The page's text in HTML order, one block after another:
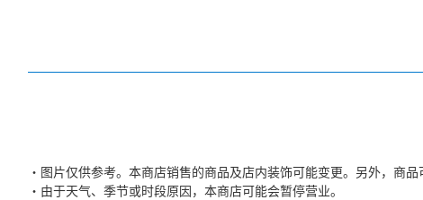
图片仅供参考。本商店销售的商品及店内装饰可能变更。另外，商品
由于天气、季节或时段原因，本商店可能会暂停营业。